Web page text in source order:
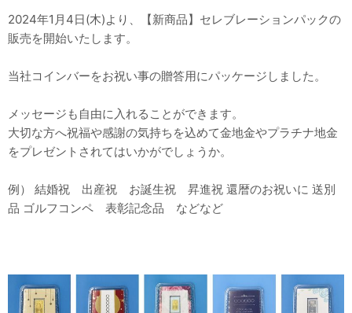
2024年1月4日(木)より、【新商品】セレブレーションパックの
販売を開始いたします。
当社コインバーをお祝い事の贈答用にパッケージしました。
メッセージも自由に入れることができます。
大切な方へ祝福や感謝の気持ちを込めて金地金やプラチナ地金
をプレゼントされてはいかがでしょうか。
例） 結婚祝 出産祝 お誕生祝 昇進祝 還暦のお祝いに 送別
品 ゴルフコンペ 表彰記念品 などなど